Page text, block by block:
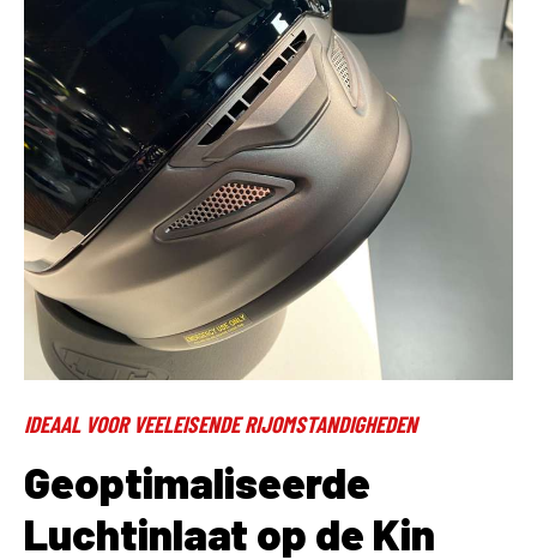
IDEAAL VOOR VEELEISENDE RIJOMSTANDIGHEDEN
Geoptimaliseerde
Luchtinlaat op de Kin